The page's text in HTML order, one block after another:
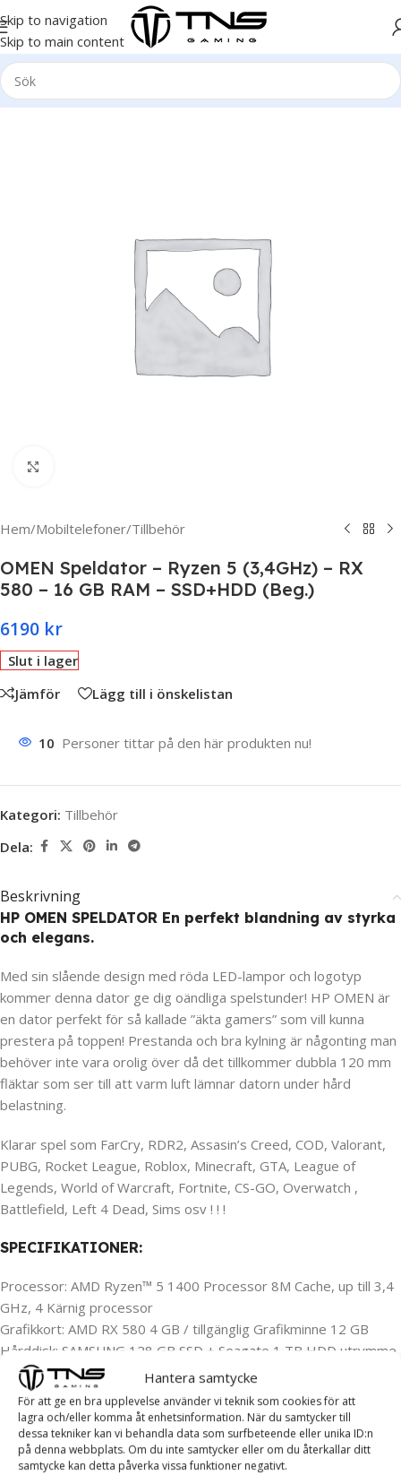
Hantera samtycke
För att ge en bra upplevelse använder vi teknik som cookies för att
lagra och/eller komma åt enhetsinformation. När du samtycker till
dessa tekniker kan vi behandla data som surfbeteende eller unika ID:n
på denna webbplats. Om du inte samtycker eller om du återkallar ditt
samtycke kan detta påverka vissa funktioner negativt.
Skip to navigation
Skip to main content
Hem/Mobiltelefoner/Tillbehör
OMEN Speldator – Ryzen 5 (3,4GHz) – RX
580 – 16 GB RAM – SSD+HDD (Beg.)
6190 kr
Slut i lager
Jämför
Lägg till i önskelistan
10 Personer tittar på den här produkten nu!
Kategori: Tillbehör
Dela:
Beskrivning
HP OMEN SPELDATOR En perfekt blandning av styrka
och elegans.
Med sin slående design med röda LED-lampor och logotyp
kommer denna dator ge dig oändliga spelstunder! HP OMEN är
en dator perfekt för så kallade ”äkta gamers” som vill kunna
prestera på toppen! Prestanda och bra kylning är någonting man
behöver inte vara orolig över då det tillkommer dubbla 120 mm
fläktar som ser till att varm luft lämnar datorn under hård
belastning.
Klarar spel som FarCry, RDR2, Assasin’s Creed, COD, Valorant,
PUBG, Rocket League, Roblox, Minecraft, GTA, League of
Legends, World of Warcraft, Fortnite, CS-GO, Overwatch ,
Battlefield, Left 4 Dead, Sims osv ! ! !
SPECIFIKATIONER:
Processor: AMD Ryzen™ 5 1400 Processor 8M Cache, up till 3,4
GHz, 4 Kärnig processor
Grafikkort: AMD RX 580 4 GB / tillgänglig Grafikminne 12 GB
Hårddisk: SAMSUNG 128 GB SSD + Seagate 1 TB HDD utrymme
för spel och lagring
Ram minne: 16 GB RAM minne
Moderkort: HP 8309
Nätaggregat: Original